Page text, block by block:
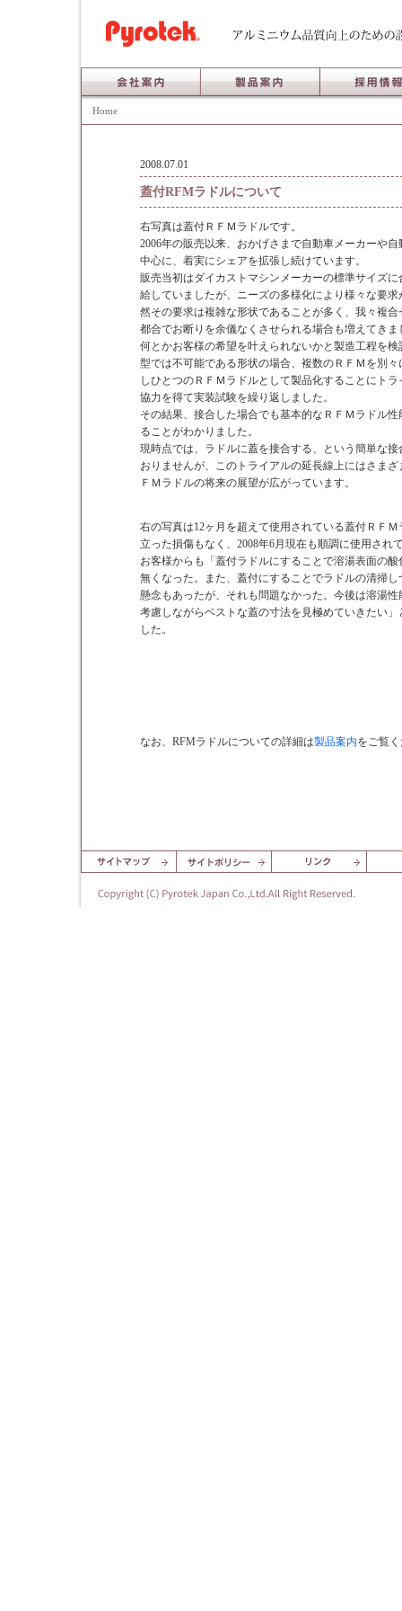
Home
2008.07.01
蓋付RFMラドルについて
右写真は蓋付ＲＦＭラドルです。
2006年の販売以来、おかげさまで自動車メーカーや
中心に、着実にシェアを拡張し続けています。
販売当初はダイカストマシンメーカーの標準サイズ
給していましたが、ニーズの多様化により様々な要
然その要求は複雑な形状であることが多く、我々複
都合でお断りを余儀なくさせられる場合も増えてきま
何とかお客様の希望を叶えられないかと製造工程を
型では不可能である形状の場合、複数のＲＦＭを別
しひとつのＲＦＭラドルとして製品化することにト
協力を得て実装試験を繰り返しました。
その結果、接合した場合でも基本的なＲＦＭラドル
ることがわかりました。
現時点では、ラドルに蓋を接合する、という簡単な
おりませんが、このトライアルの延長線上にはさま
ＦＭラドルの将来の展望が広がっています。
右の写真は12ヶ月を超えて使用されている蓋付ＲＦ
立った損傷もなく、2008年6月現在も順調に使用され
お客様からも「蓋付ラドルにすることで溶湯表面の
無くなった。また、蓋付にすることでラドルの清掃
懸念もあったが、それも問題なかった。今後は溶湯
考慮しながらベストな蓋の寸法を見極めていきたい
した。
なお、RFMラドルについての詳細は製品案内をご覧